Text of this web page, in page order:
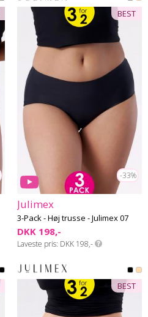
-33%
BEST
Julimex
3-Pack - Høj trusse - Julimex 07
DKK 198,-
Laveste pris DKK 198,-
BEST